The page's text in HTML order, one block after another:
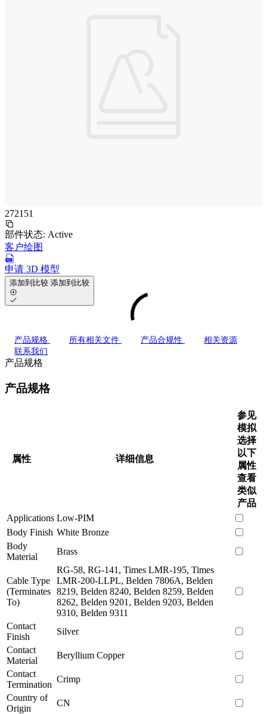
272151
部件状态: Active
客户绘图
申请 3D 模型
添加到比较 添加到比较
产品规格 所有相关文件 产品合规性
相关资源
联系我们
产品规格
产品规格
属性 详细信息
参见
模拟
选择
以下
属性
查看
类似
产品
Applications Low-PIM
Body Finish White Bronze
Body
Material
Brass
Cable Type
(Terminates
To)
RG-58, RG-141, Times LMR-195, Times
LMR-200-LLPL, Belden 7806A, Belden
8219, Belden 8240, Belden 8259, Belden
8262, Belden 9201, Belden 9203, Belden
9310, Belden 9311
Contact
Finish
Silver
Contact
Material
Beryllium Copper
Contact
Termination
Crimp
Country of
Origin
CN